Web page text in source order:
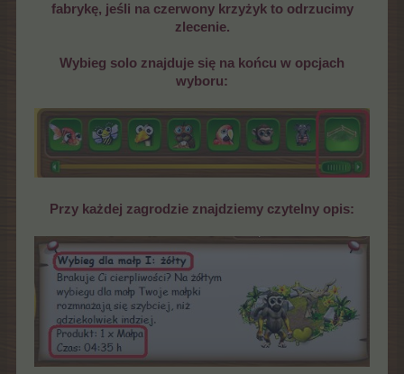
fabrykę, jeśli na czerwony krzyżyk to odrzucimy
zlecenie.
Wybieg solo znajduje się na końcu w opcjach
wyboru:
Przy każdej zagrodzie znajdziemy czytelny opis: